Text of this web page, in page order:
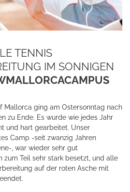
TENNIS
IM SONNIGEN
Mallorca ging am Ostersonntag nach
zu Ende. Es wurde wie jedes Jahr
und hart gearbeitet. Unser
Camp -seit zwanzig Jahren
, war wieder sehr gut
zum Teil sehr stark besetzt, und alle
auf der roten Asche mit